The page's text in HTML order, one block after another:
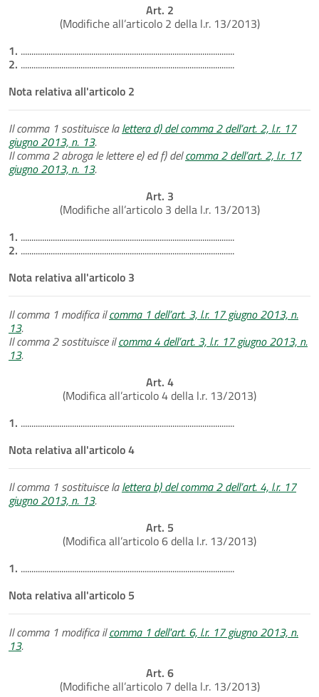
Art. 2
(Modifiche all’articolo 2 della l.r. 13/2013)
1. ....................................................................................................
2. ....................................................................................................
Nota relativa all'articolo 2
Il comma 1 sostituisce lalettera d) del comma 2 dell’art. 2, l.r. 17
giugno 2013, n. 13.
Il comma 2 abroga le lettere e) ed f) delcomma 2 dell’art. 2, l.r. 17
giugno 2013, n. 13.
Art. 3
(Modifiche all’articolo 3 della l.r. 13/2013)
1. ....................................................................................................
2. ....................................................................................................
Nota relativa all'articolo 3
Il comma 1 modifica ilcomma 1 dell’art. 3, l.r. 17 giugno 2013, n.
13.
Il comma 2 sostituisce ilcomma 4 dell’art. 3, l.r. 17 giugno 2013, n.
13.
Art. 4
(Modifica all’articolo 4 della l.r. 13/2013)
1. ....................................................................................................
Nota relativa all'articolo 4
Il comma 1 sostituisce lalettera b) del comma 2 dell’art. 4, l.r. 17
giugno 2013, n. 13.
Art. 5
(Modifica all’articolo 6 della l.r. 13/2013)
1. ....................................................................................................
Nota relativa all'articolo 5
Il comma 1 modifica ilcomma 1 dell'art. 6, l.r. 17 giugno 2013, n.
13.
Art. 6
(Modifiche all’articolo 7 della l.r. 13/2013)